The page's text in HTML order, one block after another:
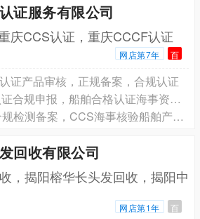
证服务有限公司
庆CCS认证，重庆CCCF认证
网店第7年 百
证产品审核，正规备案，合规认证
重庆船用CCS船检认证合规申报，船舶合格认证海事资质核验
重庆CCC产品认证合规检测备案，CCS海事核验船舶产品认证
回收有限公司
，揭阳榕华长头发回收，揭阳中
网店第1年 百